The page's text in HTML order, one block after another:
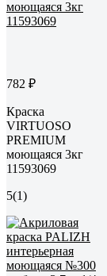
782 ₽
Краска
VIRTUOSO
PREMIUM
моющаяся 3кг
11593069
5(1)